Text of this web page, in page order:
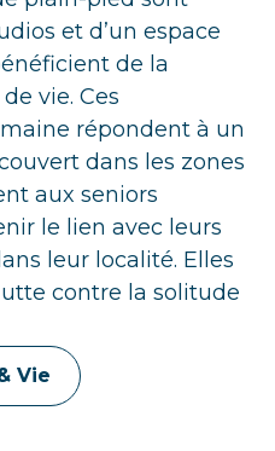
et d’un espace
de la
vie. Ces
répondent à un
dans les zones
aux seniors
le lien avec leurs
leur localité. Elles
contre la solitude
Vie